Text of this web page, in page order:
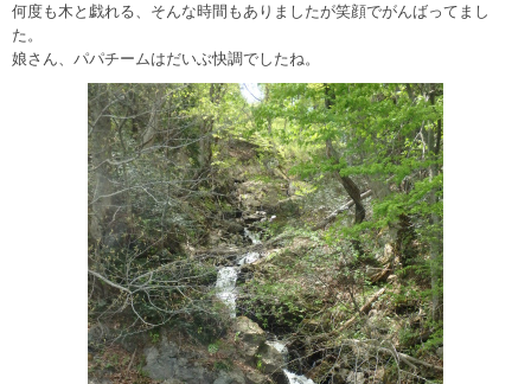
何度も木と戯れる、そんな時間もありましたが笑顔でがんばってまし
た。
娘さん、パパチームはだいぶ快調でしたね。